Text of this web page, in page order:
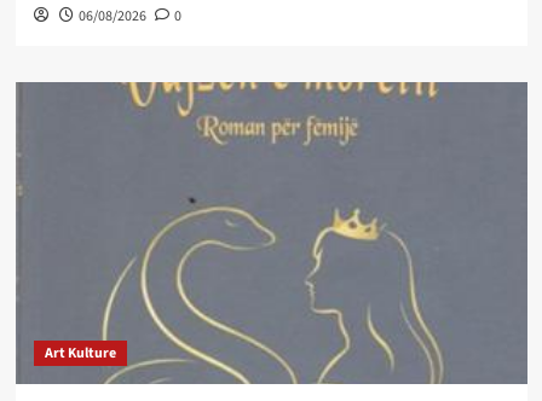
06/08/2026 0
Art Kulture